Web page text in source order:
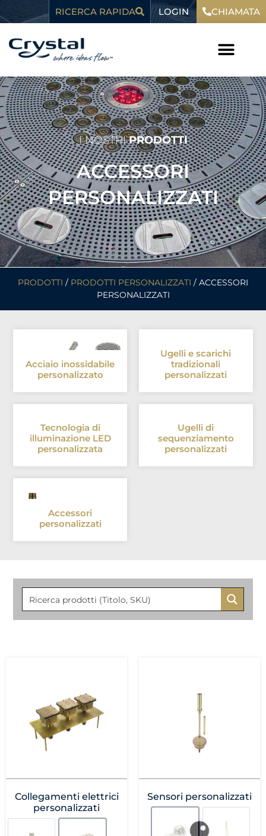
al
RICERCA RAPIDA LOGIN CHIAMATA
I NOSTRIPRODOTTI
ACCESSORI
PERSONALIZZATI
PRODOTTI / PRODOTTI PERSONALIZZATI / ACCESSORI
PERSONALIZZATI
Acciaio inossidabile
personalizzato
Ugelli e scarichi
tradizionali
personalizzati
Tecnologia di
illuminazione LED
personalizzata
Ugelli di
sequenziamento
personalizzati
Accessori
personalizzati
Collegamenti elettrici
personalizzati
Sensori personalizzati